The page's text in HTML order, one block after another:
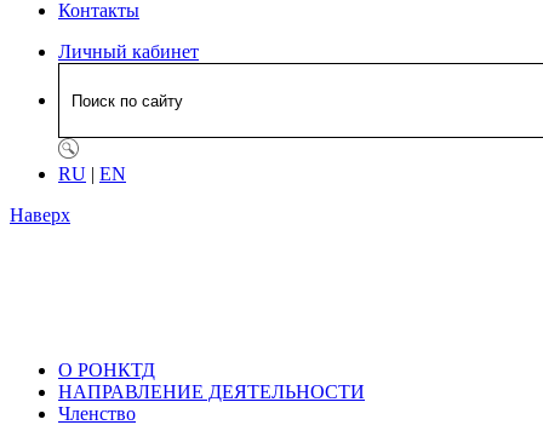
Контакты
Личный кабинет
RU | EN
Наверх
О РОНКТД
НАПРАВЛЕНИЕ ДЕЯТЕЛЬНОСТИ
Членство